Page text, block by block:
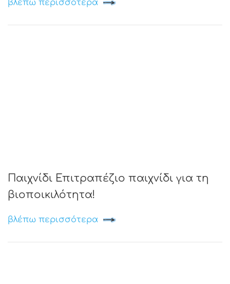
βλέπω περισσότερα
Παιχνίδι Επιτραπέζιο παιχνίδι για τη
βιοποικιλότητα!
βλέπω περισσότερα